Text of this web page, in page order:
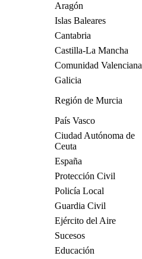
Aragón
Islas Baleares
Cantabria
Castilla-La Mancha
Comunidad Valenciana
Galicia
Región de Murcia
País Vasco
Ciudad Autónoma de
Ceuta
España
Protección Civil
Policía Local
Guardia Civil
Ejército del Aire
Sucesos
Educación